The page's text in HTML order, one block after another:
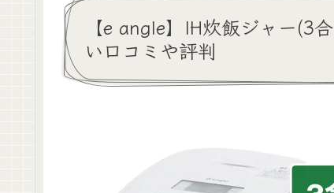
【e angle】IH炊飯ジャー(3
い口コミや評判